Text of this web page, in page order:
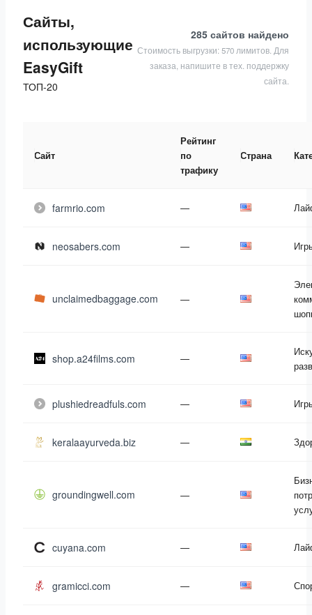
Сайты,
использующие
EasyGift
ТОП-20
285 сайтов найдено
Стоимость выгрузки: 570 лимитов. Для
заказа, напишите в тех. поддержку
сайта.
Сайт
Рейтинг
по
трафику
Страна
farmrio.com —
neosabers.com —
unclaimedbaggage.com —
shop.a24films.com —
plushiedreadfuls.com —
keralaayurveda.biz —
groundingwell.com —
cuyana.com —
gramicci.com —